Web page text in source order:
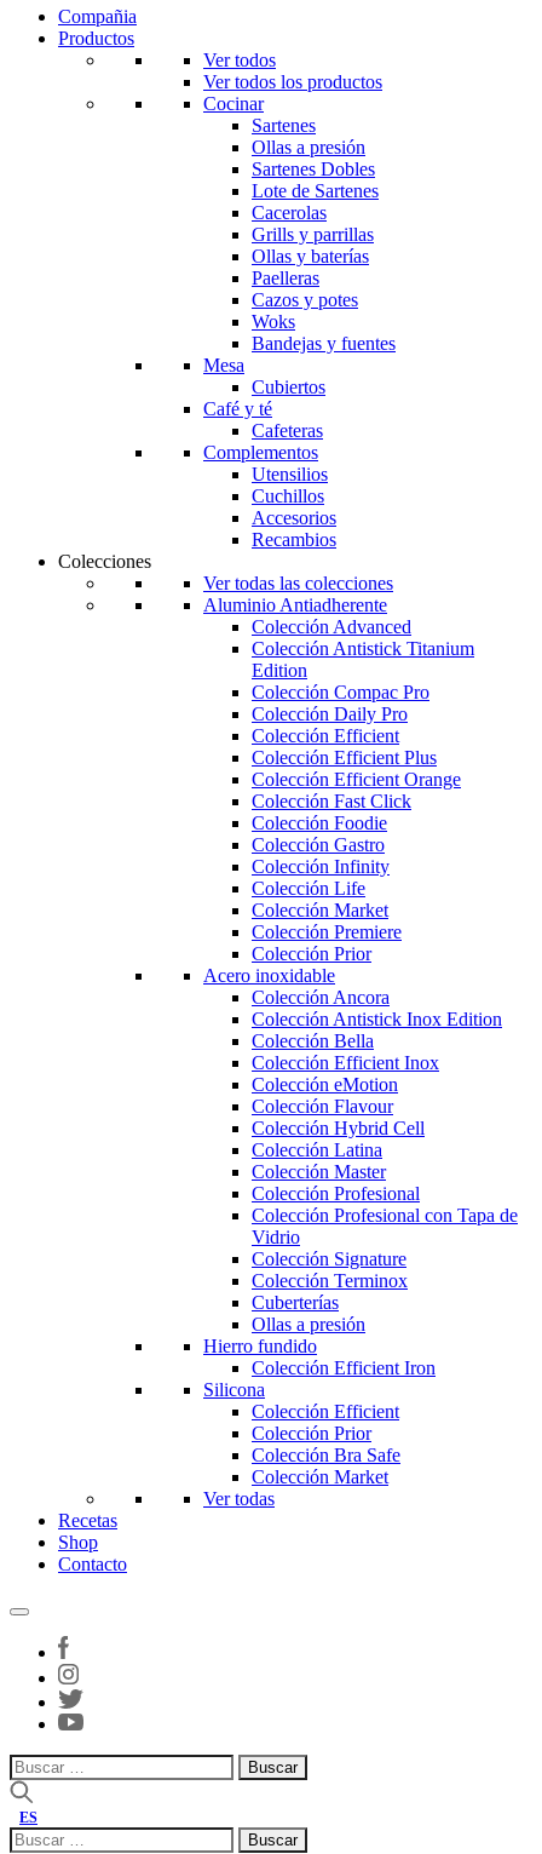
Compañia
Productos
Ver todos
Ver todos los productos
Cocinar
Sartenes
Ollas a presión
Sartenes Dobles
Lote de Sartenes
Cacerolas
Grills y parrillas
Ollas y baterías
Paelleras
Cazos y potes
Woks
Bandejas y fuentes
Mesa
Cubiertos
Café y té
Cafeteras
Complementos
Utensilios
Cuchillos
Accesorios
Recambios
Colecciones
Ver todas las colecciones
Aluminio Antiadherente
Colección Advanced
Colección Antistick Titanium
Edition
Colección Compac Pro
Colección Daily Pro
Colección Efficient
Colección Efficient Plus
Colección Efficient Orange
Colección Fast Click
Colección Foodie
Colección Gastro
Colección Infinity
Colección Life
Colección Market
Colección Premiere
Colección Prior
Acero inoxidable
Colección Ancora
Colección Antistick Inox Edition
Colección Bella
Colección Efficient Inox
Colección eMotion
Colección Flavour
Colección Hybrid Cell
Colección Latina
Colección Master
Colección Profesional
Colección Profesional con Tapa de
Vidrio
Colección Signature
Colección Terminox
Cuberterías
Ollas a presión
Hierro fundido
Colección Efficient Iron
Silicona
Colección Efficient
Colección Prior
Colección Bra Safe
Colección Market
Ver todas
Recetas
Shop
Contacto
Buscar:
ES
Buscar: